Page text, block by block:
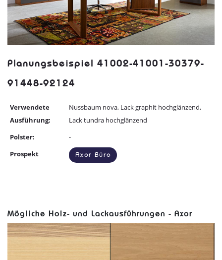
Planungsbeispiel 41002-41001-30379-
91448-92124
Verwendete
Ausführung:
Nussbaum nova, Lack graphit hochglänzend,
Lack tundra hochglänzend
Polster:
-
Prospekt
Axor Büro
Mögliche Holz- und Lackausführungen - Axor